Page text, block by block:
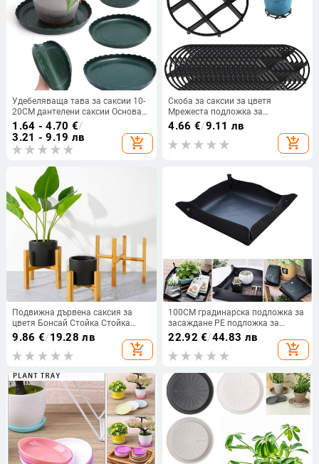
Удебеляваща тава за саксии 10-
20CM дантелени саксии Основа
за чинийки Капково растение
Тави за саксии На закрито На
открито Дом и градина
Консумативи
1.64 - 4.70 €/
3.21 - 9.19 лв
add_shopping_cart
Скоба за саксии за цветя
Мрежеста подложка за
многократна употреба Кръгли
саксии Поддържащи растения
Предотвратяване на кореново
гниене Градински инструменти
4.66 €/9.11 лв
add_shopping_cart
Подвижна дървена саксия за
цветя Бонсай Стойка Стойка
Домашна градина Вътрешен
балкон Домашна саксия Дисплей
Стойка Стойка за растения Рафт
9.86 €/19.28 лв
add_shopping_cart
100CM градинарска подложка за
засаждане PE подложка за
пресаждане на растения,
сгъваема водоустойчива
подложка за градинарство
трансплантация
22.92 €/44.83 лв
add_shopping_cart